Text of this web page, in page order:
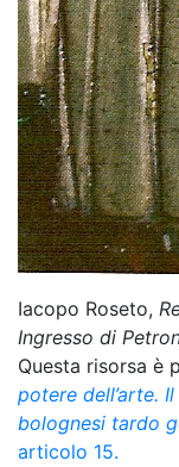
Iacopo Roseto,
Ingresso di
Questa risorsa è
potere dell’arte.
bolognesi tardo
articolo 15.